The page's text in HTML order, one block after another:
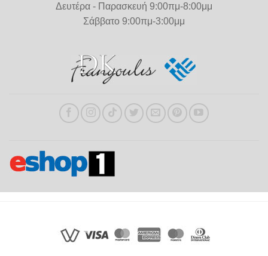
Δευτέρα - Παρασκευή 9:00πμ-8:00μμ
Σάββατο 9:00πμ-3:00μμ